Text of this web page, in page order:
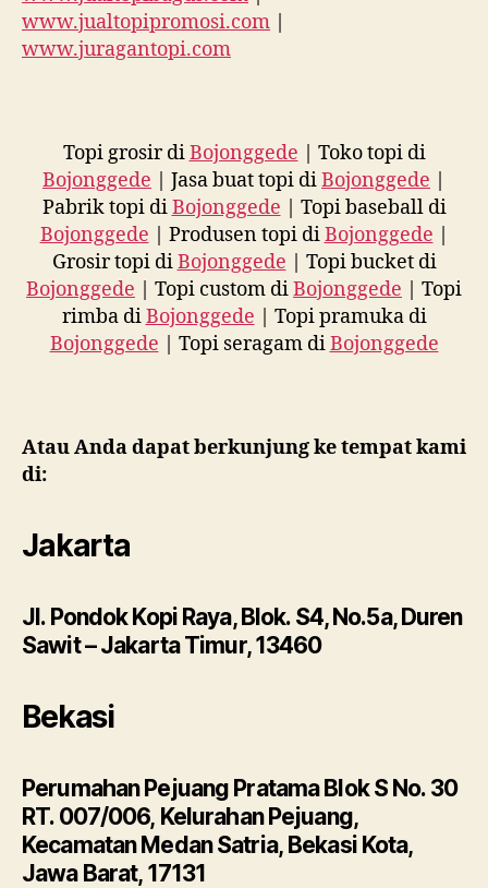
www.jualtopipromosi.com |
www.juragantopi.com
Topi grosir diBojonggede | Toko topi di
Bojonggede | Jasa buat topi diBojonggede |
Pabrik topi diBojonggede | Topi baseball di
Bojonggede | Produsen topi diBojonggede |
Grosir topi diBojonggede | Topi bucket di
Bojonggede | Topi custom diBojonggede | Topi
rimba diBojonggede | Topi pramuka di
Bojonggede | Topi seragam diBojonggede
Atau Anda dapat berkunjung ke tempat kami
di:
Jakarta
Jl. Pondok Kopi Raya, Blok. S4, No.5a, Duren
Sawit – Jakarta Timur, 13460
Bekasi
Perumahan Pejuang Pratama Blok S No. 30
RT. 007/006, Kelurahan Pejuang,
Kecamatan Medan Satria, Bekasi Kota,
Jawa Barat, 17131